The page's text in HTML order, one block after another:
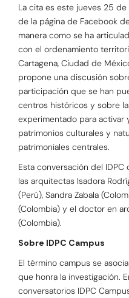
La cita es este jueves 25 de
de la página de Facebook
manera como se ha
con el ordenamiento
Cartagena, Ciudad de
propone una discusión
participación que se han
centros históricos y sobre
experimentado para
patrimonios culturales y
patrimoniales centrales.
Esta conversación del
las arquitectas Isadora
(Perú), Sandra Zabala
(Colombia) y el doctor en
(Colombia).
Sobre IDPC Campus
El término campus se
que honra la investigación.
conversatorios IDPC